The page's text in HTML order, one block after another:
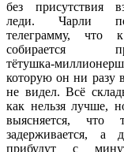
без присутствия
леди. Чарли
телеграмму, что
собирается
тётушка-
которую он ни разу
не видел. Всё
как нельзя лучше,
выясняется, что
задерживается, а
прибудут с